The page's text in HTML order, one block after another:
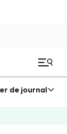
de journal